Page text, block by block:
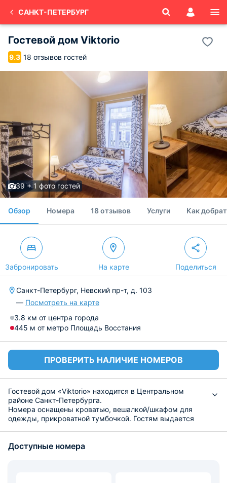
САНКТ-ПЕТЕРБУРГ
Гостевой дом Viktorio
9.3 18 отзывов гостей
39 + 1 фото гостей
Обзор Номера 18 отзывов Услуги Как
Забронировать На карте Поделиться
Санкт-Петербург, Невский пр-т, д. 103
— Посмотреть на карте
3.8 км от центра города
445 м от метро Площадь Восстания
ПРОВЕРИТЬ НАЛИЧИЕ НОМЕРОВ
Гостевой дом «Viktorio» находится в Центральном
районе Санкт-Петербурга.
Номера оснащены кроватью, вешалкой/шкафом для
одежды, прикроватной тумбочкой. Гостям выдается
микроволновая печь, набор посуды и обеденный стол.
Доступные номера